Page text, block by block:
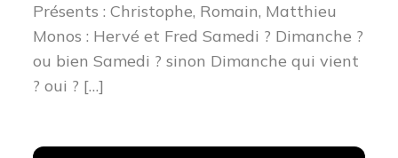
Présents : Christophe, Romain, Matthieu
Monos : Hervé et Fred Samedi ? Dimanche ?
ou bien Samedi ? sinon Dimanche qui vient
? oui ? […]